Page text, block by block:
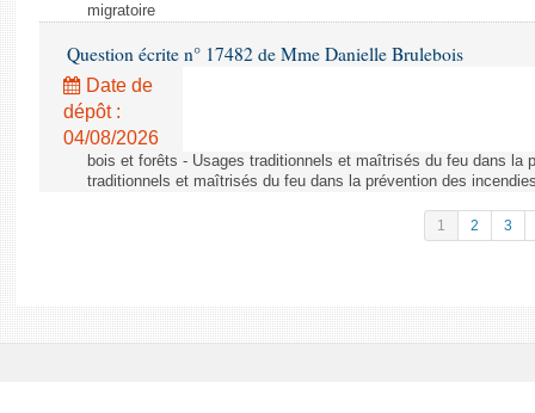
migratoire
Question écrite n° 17482 de Mme Danielle Brulebois
Date de
dépôt :
04/08/2026
bois et forêts - Usages traditionnels et maîtrisés du feu dans la
traditionnels et maîtrisés du feu dans la prévention des
1 2 3